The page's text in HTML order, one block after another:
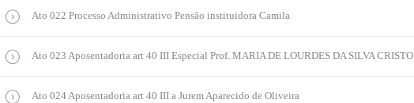
Ato 022 Processo Administrativo Pensão instituidora Camila
Ato 023 Aposentadoria art 40 III Especial Prof. MARIA DE LOURDES DA SILVA CRISTO
Ato 024 Aposentadoria art 40 III a Jurem Aparecido de Oliveira